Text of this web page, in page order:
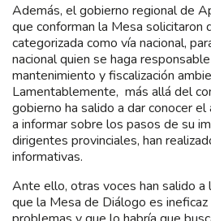
Además, el gobierno regional de
que conforman la Mesa solicitaron
categorizada como vía nacional,
nacional quien se haga
mantenimiento y fiscalización
Lamentablemente, más allá del
gobierno ha salido a dar conocer
a informar sobre los pasos de su
dirigentes provinciales, han
informativas.
Ante ello, otras voces han salido a
que la Mesa de Diálogo es